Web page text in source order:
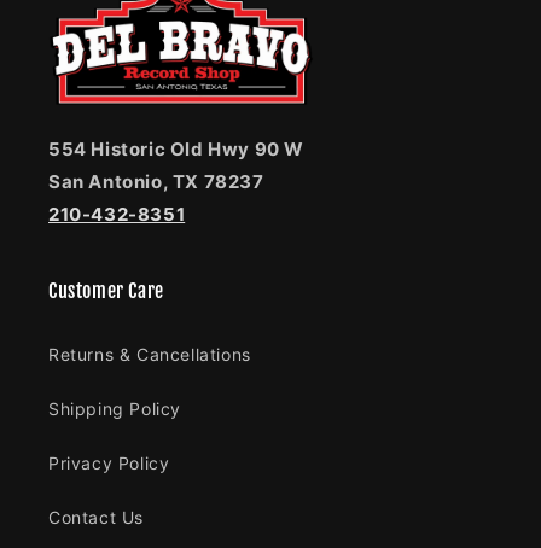
554 Historic Old Hwy 90 W
San Antonio, TX 78237
210-432-8351
Customer Care
Returns & Cancellations
Shipping Policy
Privacy Policy
Contact Us